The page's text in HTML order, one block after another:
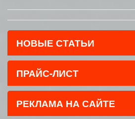
НОВЫЕ СТАТЬИ
ПРАЙС-ЛИСТ
РЕКЛАМА НА САЙТЕ